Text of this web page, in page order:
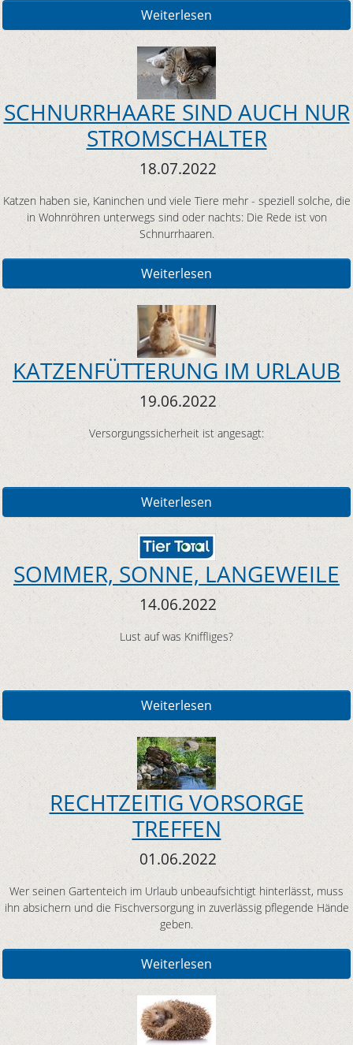
Weiterlesen
SCHNURRHAARE SIND AUCH NUR
STROMSCHALTER
18.07.2022
Katzen haben sie, Kaninchen und viele Tiere mehr - speziell solche, die
in Wohnröhren unterwegs sind oder nachts: Die Rede ist von
Schnurrhaaren.
Weiterlesen
KATZENFÜTTERUNG IM URLAUB
19.06.2022
Versorgungssicherheit ist angesagt:
Weiterlesen
SOMMER, SONNE, LANGEWEILE
14.06.2022
Lust auf was Kniffliges?
Weiterlesen
RECHTZEITIG VORSORGE
TREFFEN
01.06.2022
Wer seinen Gartenteich im Urlaub unbeaufsichtigt hinterlässt, muss
ihn absichern und die Fischversorgung in zuverlässig pflegende Hände
geben.
Weiterlesen